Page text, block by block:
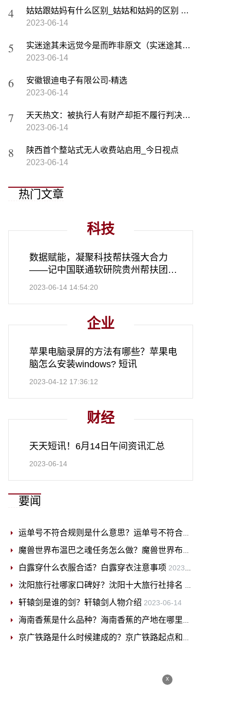
姑姑跟姑妈有什么区别_姑姑和姑妈的区别 每日精选
2023-06-14
实迷途其未远觉今是而昨非原文（实迷途其未远觉今是而昨非）
2023-06-14
安徽银迪电子有限公司-精选
2023-06-14
天天热文：被执行人有财产却拒不履行判决构成拒执罪被判刑
2023-06-14
陕西首个整站式无人收费站启用_今日视点
2023-06-14
热门文章
科技
数据赋能，凝聚科技帮扶强大合力
——记中国联通软研院贵州帮扶团队
天天动态
2023-06-14 14:54:20
企业
苹果电脑录屏的方法有哪些？苹果电
脑怎么安装windows? 短讯
2023-04-12 17:36:12
财经
天天短讯！6月14日午间资讯汇总
2023-06-14
要闻
运单号不符合规则是什么意思？运单号不符合规则怎么解决？
魔兽世界布温巴之魂任务怎么做？魔兽世界布温巴之魂任务攻略
白露穿什么衣服合适？白露穿衣注意事项 2023-06-14
沈阳旅行社哪家口碑好？沈阳十大旅行社排名
轩辕剑是谁的剑？轩辕剑人物介绍 2023-06-14
海南香蕉是什么品种？海南香蕉的产地在哪里？
京广铁路是什么时候建成的？京广铁路起点和终点是什么？
x